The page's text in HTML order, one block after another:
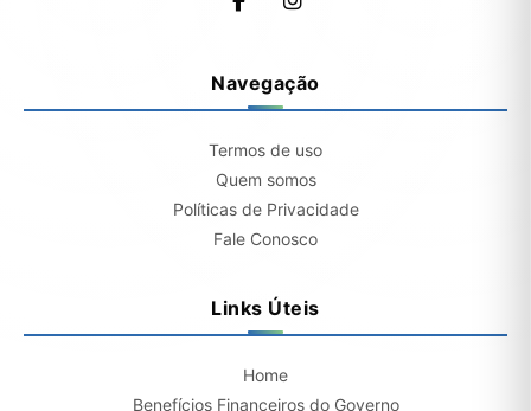
Navegação
Termos de uso
Quem somos
Políticas de Privacidade
Fale Conosco
Links Úteis
Home
Benefícios Financeiros do Governo